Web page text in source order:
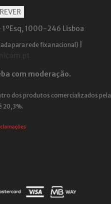
1000-246 Lisboa
para rede fixa nacional)
com moderação.
dos produtos comercializados pela
20,3%.